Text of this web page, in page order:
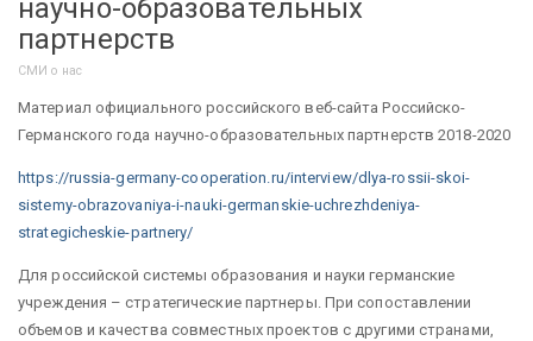
научно-образовательных
партнерств
СМИ о нас
Материал официального российского веб-сайта Российско-
Германского года научно-образовательных партнерств 2018-2020
https://russia-germany-cooperation.ru/interview/dlya-rossii-skoi-
sistemy-obrazovaniya-i-nauki-germanskie-uchrezhdeniya-
strategicheskie-partnery/
Для российской системы образования и науки германские
учреждения – стратегические партнеры. При сопоставлении
объемов и качества совместных проектов с другими странами,